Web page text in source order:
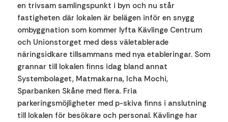
en trivsam samlingspunkt i byn och nu står
fastigheten där lokalen är belägen inför en snygg
ombyggnation som kommer lyfta Kävlinge Centrum
och Unionstorget med dess väletablerade
näringsidkare tillsammans med nya etableringar. Som
grannar till lokalen finns idag bland annat
Systembolaget, Matmakarna, Icha Mochi,
Sparbanken Skåne med flera. Fria
parkeringsmöjligheter med p-skiva finns i anslutning
till lokalen för besökare och personal. Kävlinge har